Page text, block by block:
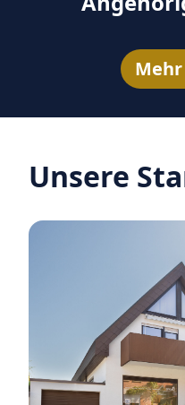
Unsere